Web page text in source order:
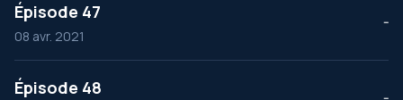
Épisode 47
08 avr. 2021
--
Épisode 48